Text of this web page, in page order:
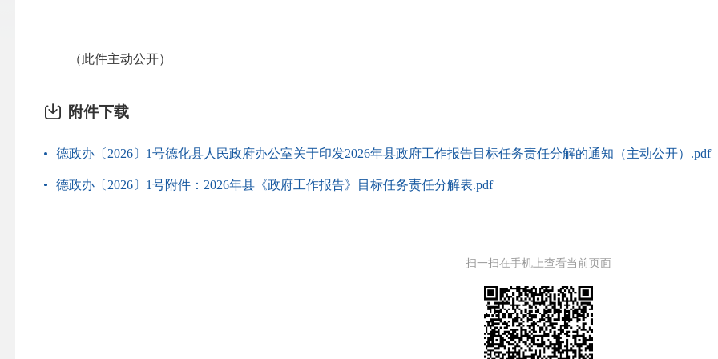
（此件主动公开）
附件下载
德政办〔2026〕1号德化县人民政府办公室关于印发2026年县政府工作报告目标任务责任分解的通知（主动公开）.pdf
德政办〔2026〕1号附件：2026年县《政府工作报告》目标任务责任分解表.pdf
扫一扫在手机上查看当前页面